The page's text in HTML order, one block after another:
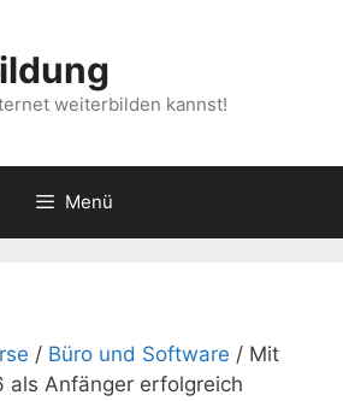
weiterbilden kannst!
Menü
/ Büro und Software / Mit
als Anfänger erfolgreich